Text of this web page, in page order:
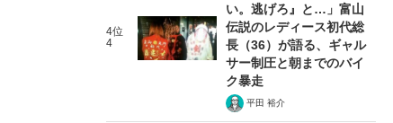
4位
4
い。逃げろ』と…」富山
伝説のレディース初代総
長（36）が語る、ギャル
サー制圧と朝までのバイ
ク暴走
平田 裕介